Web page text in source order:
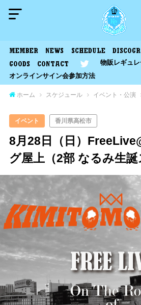
MEMBER NEWS SCHEDULE
GOODS
CONTACT
物販レギュ
オンラインサイン会参加方法
ホーム スケジュール イベント・公演
イベント 香川県高松市
8月28日（日）
グ屋上（2部 なるみ生誕